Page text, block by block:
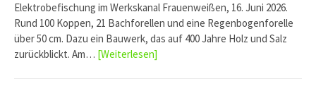
Elektrobefischung im Werkskanal Frauenweißen, 16. Juni 2026.
Rund 100 Koppen, 21 Bachforellen und eine Regenbogenforelle
über 50 cm. Dazu ein Bauwerk, das auf 400 Jahre Holz und Salz
zurückblickt. Am… [Weiterlesen]